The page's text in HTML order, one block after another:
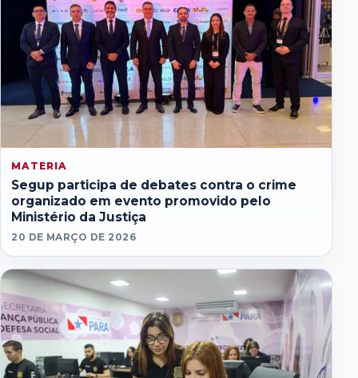
MATERIA
Segup participa de debates contra o crime
organizado em evento promovido pelo
Ministério da Justiça
20 DE MARÇO DE 2026